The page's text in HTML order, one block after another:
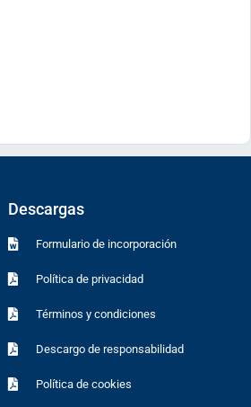
Descargas
Formulario de incorporación
Política de privacidad
Términos y condiciones
Descargo de responsabilidad
Política de cookies